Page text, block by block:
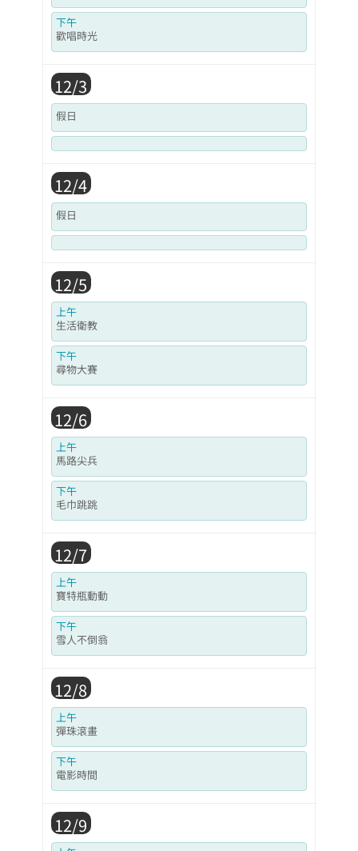
下午
歡唱時光
12/3
假日
12/4
假日
12/5
上午
生活衛教
下午
尋物大賽
12/6
上午
馬路尖兵
下午
毛巾跳跳
12/7
上午
寶特瓶動動
下午
雪人不倒翁
12/8
上午
彈珠滾畫
下午
電影時間
12/9